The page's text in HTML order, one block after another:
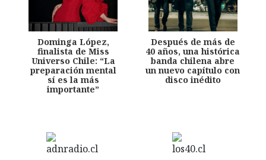
Dominga López,
finalista de Miss
Universo Chile: “La
preparación mental
sí es la más
importante”
Después de más de
40 años, una histórica
banda chilena abre
un nuevo capítulo con
disco inédito